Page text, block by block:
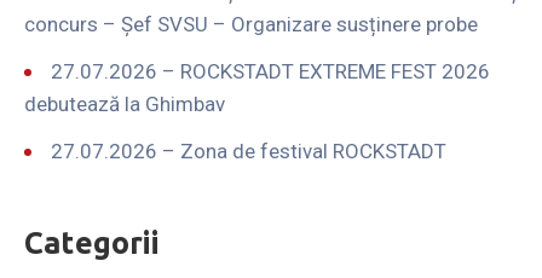
concurs – Șef SVSU – Organizare susținere probe
27.07.2026 – ROCKSTADT EXTREME FEST 2026
debutează la Ghimbav
27.07.2026 – Zona de festival ROCKSTADT
Categorii